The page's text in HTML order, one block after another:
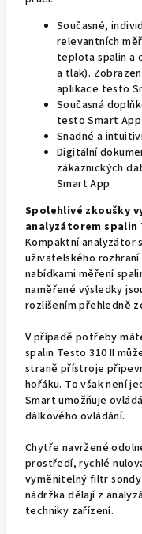
Současné,
relevantních
teplota spalin a
a tlak).
aplikace testo
Současná
testo Smart
Snadné a
Digitální
zákaznických
Smart App
Spolehlivé zkoušky
analyzátorem spalin
Kompaktní analyzátor
uživatelského
nabídkami měření
naměřené výsledky
rozlišením přehledně
V případě potřeby
spalin Testo 310 II
straně přístroje
hořáku. To však není
Smart umožňuje
dálkového ovládání.
Chytře navržené
prostředí, rychlé
vyměnitelný filtr
nádržka dělají z
techniky zařízení.